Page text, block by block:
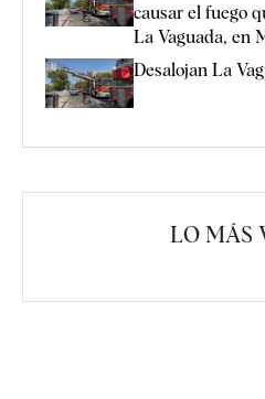
causar el fuego
La Vaguada, en
Desalojan La
LO MÁS